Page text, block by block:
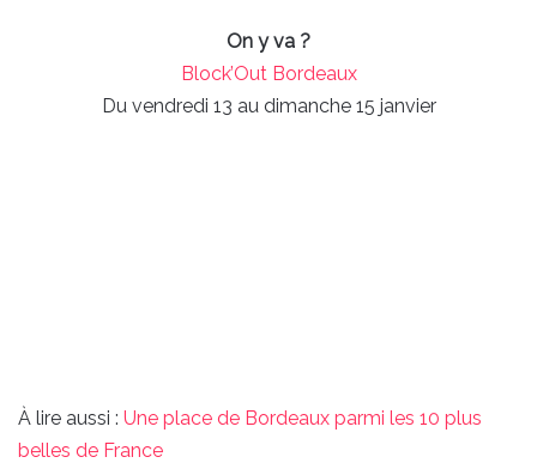
On y va ?
Block’Out Bordeaux
Du vendredi 13 au dimanche 15 janvier
À lire aussi : Une place de Bordeaux parmi les 10 plus
belles de France